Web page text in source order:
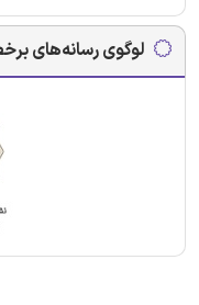
لوگوی رسانه‌های